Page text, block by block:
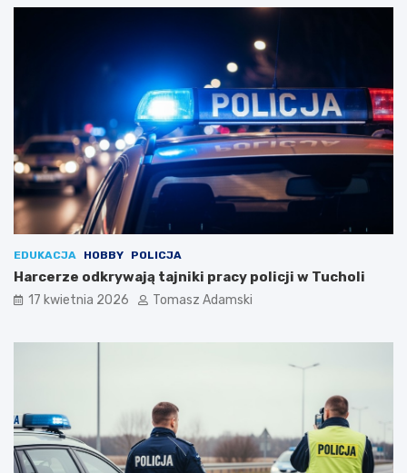
EDUKACJA HOBBY POLICJA
Harcerze odkrywają tajniki pracy policji w Tucholi
17 kwietnia 2026 Tomasz Adamski